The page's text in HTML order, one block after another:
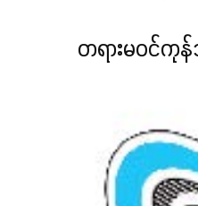
တရားမဝင်ကု